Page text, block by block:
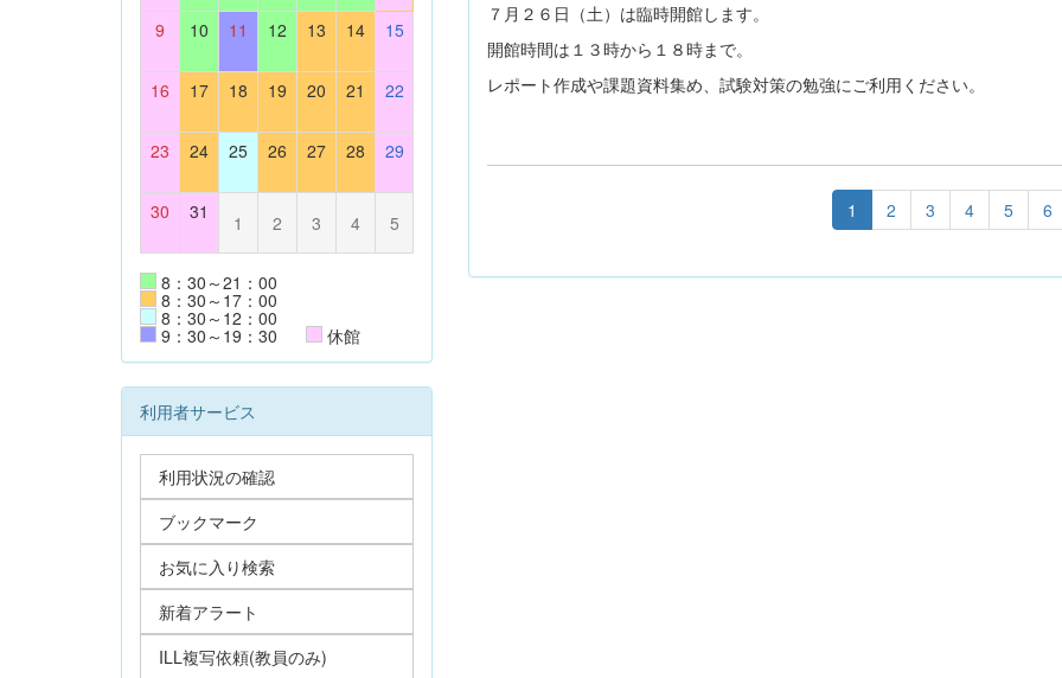
７月２６日（土）は臨時開館します。
開館時間は１３時から１８時まで。
レポート作成や課題資料集め、試験対策の勉強にご利用ください。
1 2 3 4 5 6
9 10 11 12 13 14 15
16 17 18 19 20 21 22
23 24 25 26 27 28 29
30 31 1 2 3 4 5
8：30～21：00
8：30～17：00
8：30～12：00
9：30～19：30 休館
利用者サービス
利用状況の確認
ブックマーク
お気に入り検索
新着アラート
ILL複写依頼(教員のみ)